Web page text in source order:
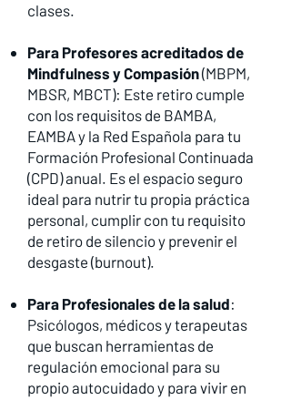
clases.
Para Profesores acreditados de
Mindfulness y Compasión(MBPM,
MBSR, MBCT): Este retiro cumple
con los requisitos de BAMBA,
EAMBA y la Red Española para tu
Formación Profesional Continuada
(CPD) anual. Es el espacio seguro
ideal para nutrir tu propia práctica
personal, cumplir con tu requisito
de retiro de silencio y prevenir el
desgaste (burnout).
Para Profesionales de la salud:
Psicólogos, médicos y terapeutas
que buscan herramientas de
regulación emocional para su
propio autocuidado y para vivir en